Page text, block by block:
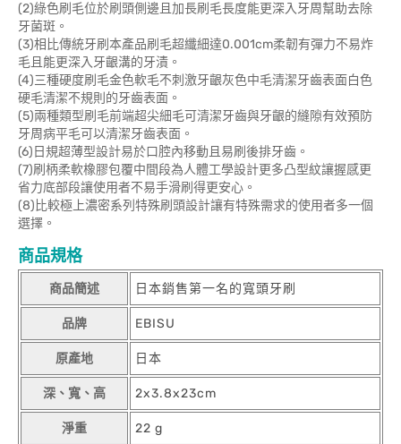
(2)綠色刷毛位於刷頭側邊且加長刷毛長度能更深入牙周幫助去除
牙菌斑。
(3)相比傳統牙刷本產品刷毛超纖細達0.001cm柔韌有彈力不易炸
毛且能更深入牙齦溝的牙漬。
(4)三種硬度刷毛金色軟毛不刺激牙齦灰色中毛清潔牙齒表面白色
硬毛清潔不規則的牙齒表面。
(5)兩種類型刷毛前端超尖細毛可清潔牙齒與牙齦的縫隙有效預防
牙周病平毛可以清潔牙齒表面。
(6)日規超薄型設計易於口腔內移動且易刷後排牙齒。
(7)刷柄柔軟橡膠包覆中間段為人體工學設計更多凸型紋讓握感更
省力底部段讓使用者不易手滑刷得更安心。
(8)比較極上濃密系列特殊刷頭設計讓有特殊需求的使用者多一個
選擇。
商品規格
商品簡述 日本銷售第一名的寬頭牙刷
品牌 EBISU
原產地 日本
深、寬、高 2x3.8x23cm
淨重 22 g